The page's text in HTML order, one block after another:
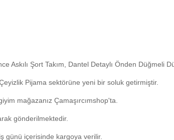
Askılı Şort Takım, Dantel Detaylı Önden Düğmeli
Pijama sektörüne yeni bir soluk getirmiştir.
mağazanız Çamaşırcımshop'ta.
gönderilmektedir.
günü içerisinde kargoya verilir.